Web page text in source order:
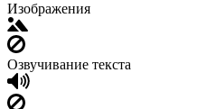
Изображения
Озвучивание текста